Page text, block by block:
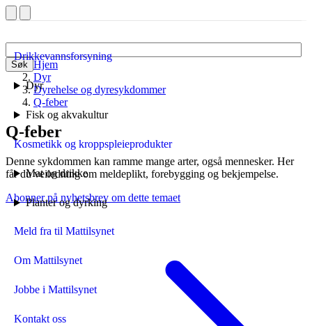
Søk
Drikkevannsforsyning
Dyr
Fisk og akvakultur
Kosmetikk og kroppspleieprodukter
Mat og drikke
Planter og dyrking
Meld fra til Mattilsynet
Om Mattilsynet
Jobbe i Mattilsynet
Kontakt oss
Hjem
Dyr
Dyrehelse og dyresykdommer
Q-feber
Q-feber
Denne sykdommen kan ramme mange arter, også mennesker. Her
får du veiledning om meldeplikt, forebygging og bekjempelse.
Abonner på nyhetsbrev om dette temaet